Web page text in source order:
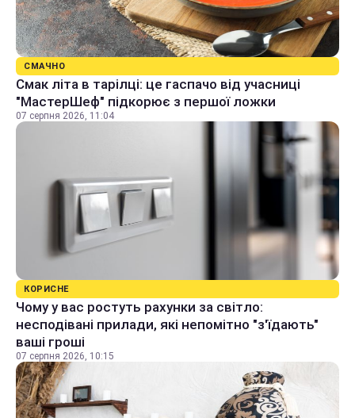
СМАЧНО
Смак літа в тарілці: це гаспачо від учасниці
"МастерШеф" підкорює з першої ложки
07 серпня 2026, 11:04
КОРИСНЕ
Чому у вас ростуть рахунки за світло:
несподівані прилади, які непомітно "з'їдають"
ваші гроші
07 серпня 2026, 10:15